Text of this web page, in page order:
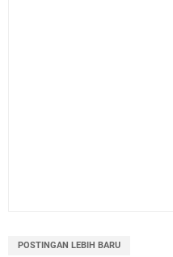
POSTINGAN LEBIH BARU